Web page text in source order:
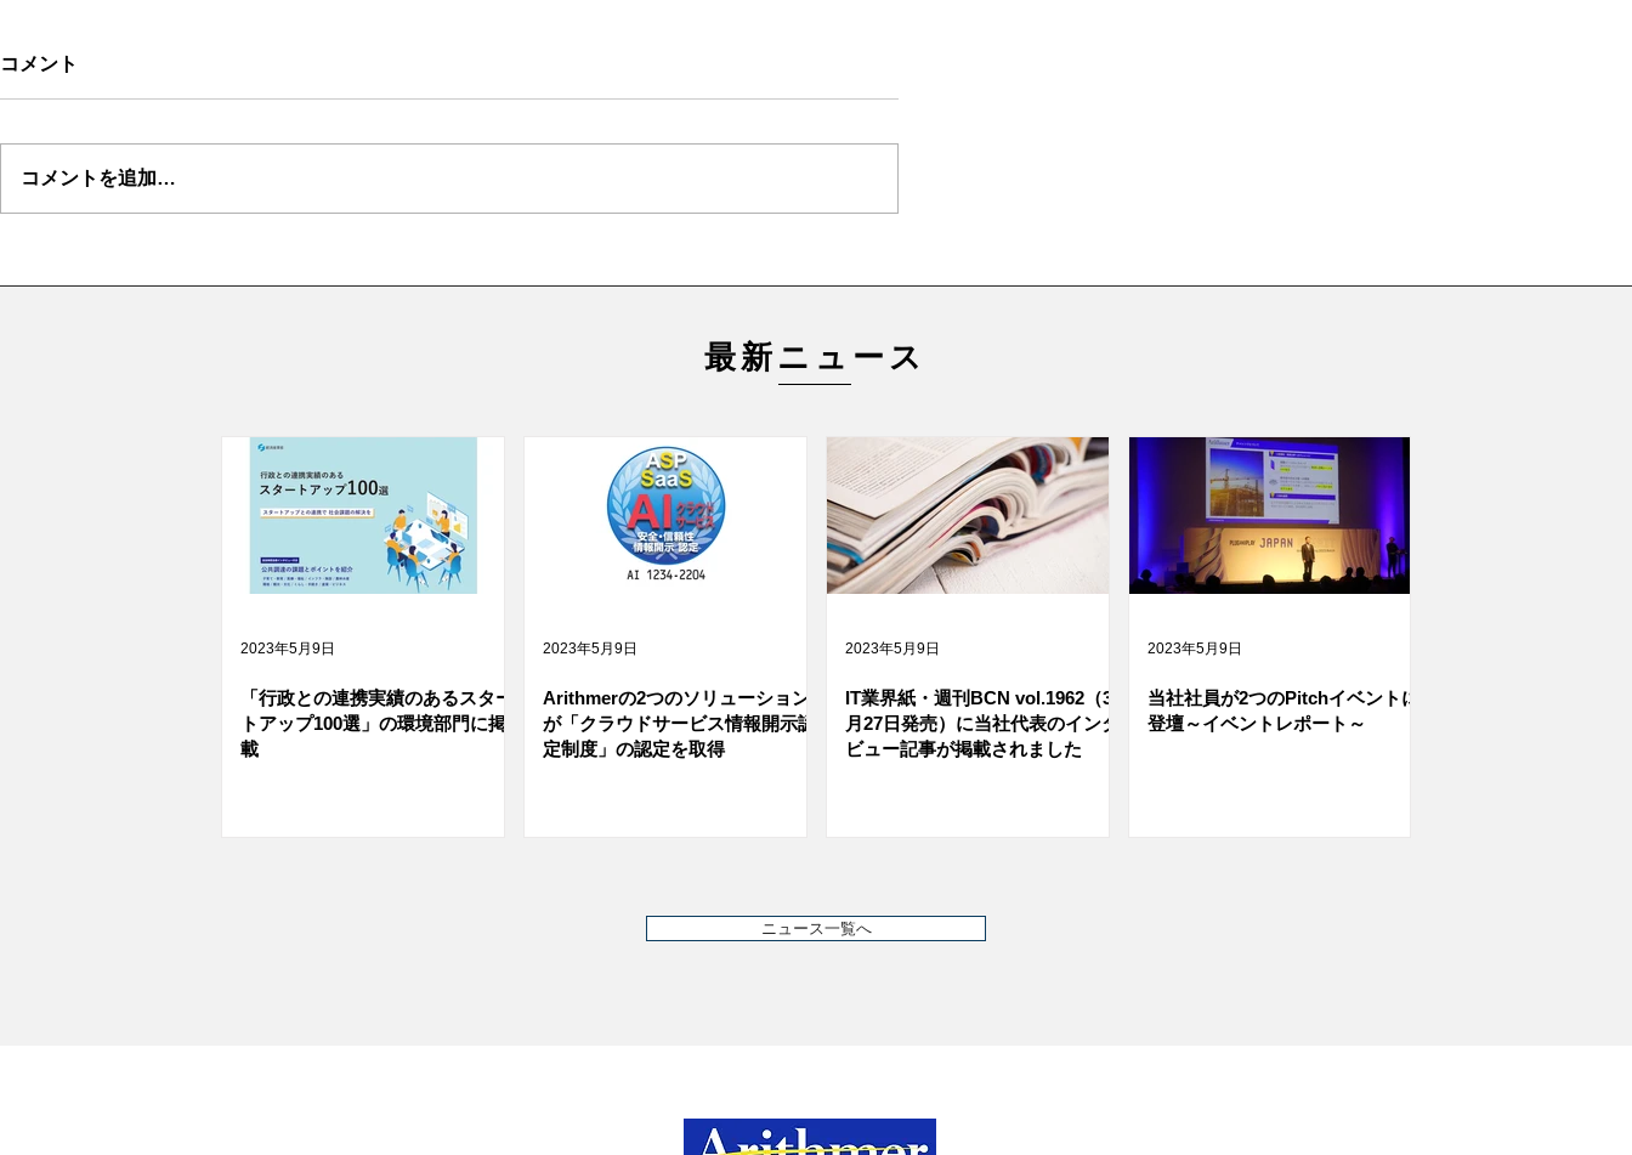
コメント
コメントを追加…
最新ニュース
「行政との連携実績のあるスター
トアップ100選」の環境部門に掲
載
2023年5月9日
Arithmerの2つのソリューション
が「クラウドサービス情報開示認
定制度」の認定を取得
2023年5月9日
IT業界紙・週刊BCN vol.1962（3
月27日発売）に当社代表のインタ
ビュー記事が掲載されました
2023年5月9日
当社社員が2つのPitchイベントに
登壇～イベントレポート～
2023年5月9日
ニュース一覧へ